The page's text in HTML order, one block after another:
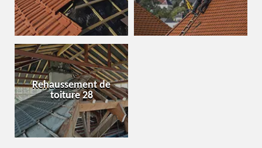
Rehaussement de
toiture 28